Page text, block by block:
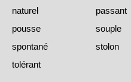
naturel
passant
pousse
souple
spontané
stolon
tolérant